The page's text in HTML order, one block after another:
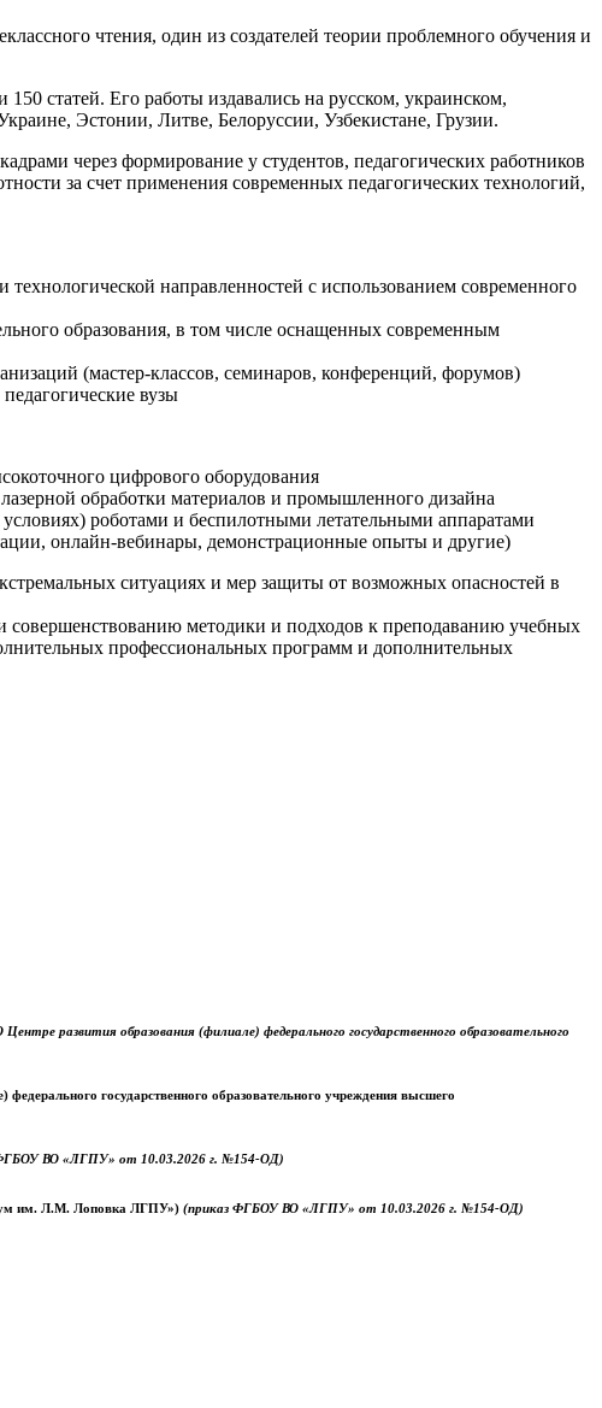
чтения, один из создателей теории проблемного обучения и
статей. Его работы издавались на русском, украинском,
Эстонии, Литве, Белоруссии, Узбекистане, Грузии.
через формирование у студентов, педагогических работников
за счет применения современных педагогических технологий,
направленностей с использованием современного
образования, в том числе оснащенных современным
(мастер-классов, семинаров, конференций, форумов)
вузы
цифрового оборудования
обработки материалов и промышленного дизайна
роботами и беспилотными летательными аппаратами
онлайн-вебинары, демонстрационные опыты и другие)
ситуациях и мер защиты от возможных опасностей в
совершенствованию методики и подходов к преподаванию учебных
профессиональных программ и дополнительных
развития образования (филиале) федерального государственного образовательного
государственного образовательного учреждения высшего
ВО «ЛГПУ» от 10.03.2026 г. №154-ОД)
им. Л.М. Лоповка ЛГПУ») (приказ ФГБОУ ВО «ЛГПУ» от 10.03.2026 г. №154-ОД)